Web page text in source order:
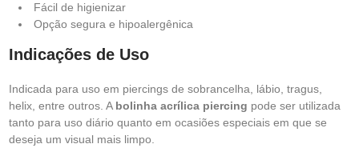
Fácil de higienizar
Opção segura e hipoalergênica
Indicações de Uso
Indicada para uso em piercings de sobrancelha, lábio, tragus,
helix, entre outros. A bolinha acrílica piercing pode ser utilizada
tanto para uso diário quanto em ocasiões especiais em que se
deseja um visual mais limpo.